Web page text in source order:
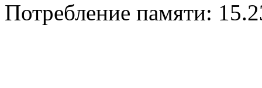
Потребление памяти: